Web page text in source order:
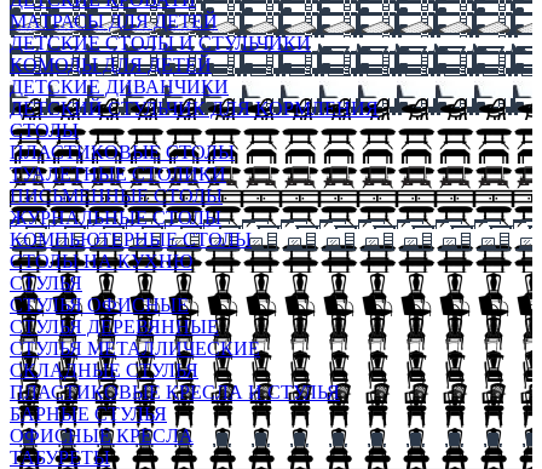
МАТРАСЫ ДЛЯ ДЕТЕЙ
ДЕТСКИЕ СТОЛЫ И СТУЛЬЧИКИ
КОМОДЫ ДЛЯ ДЕТЕЙ
ДЕТСКИЕ ДИВАНЧИКИ
ДЕТСКИЙ СТУЛЬЧИК ДЛЯ КОРМЛЕНИЯ
СТОЛЫ
ПЛАСТИКОВЫЕ СТОЛЫ
ТУАЛЕТНЫЕ СТОЛИКИ
ПИСЬМЕННЫЕ СТОЛЫ
ЖУРНАЛЬНЫЕ СТОЛЫ
КОМПЬЮТЕРНЫЕ СТОЛЫ
СТОЛЫ НА КУХНЮ
СТУЛЬЯ
СТУЛЬЯ ОФИСНЫЕ
СТУЛЬЯ ДЕРЕВЯННЫЕ
СТУЛЬЯ МЕТАЛЛИЧЕСКИЕ
СКЛАДНЫЕ СТУЛЬЯ
ПЛАСТИКОВЫЕ КРЕСЛА И СТУЛЬЯ
БАРНЫЕ СТУЛЬЯ
ОФИСНЫЕ КРЕСЛА
ТАБУРЕТЫ